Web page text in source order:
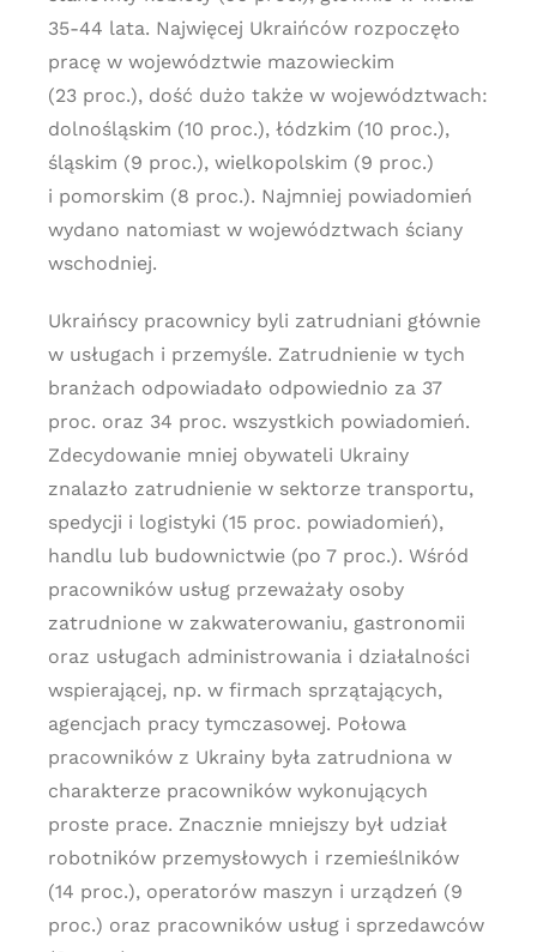
35-44 lata. Najwięcej Ukraińców rozpoczęło
pracę w województwie mazowieckim
(23 proc.), dość dużo także w województwach:
dolnośląskim (10 proc.), łódzkim (10 proc.),
śląskim (9 proc.), wielkopolskim (9 proc.)
i pomorskim (8 proc.). Najmniej powiadomień
wydano natomiast w województwach ściany
wschodniej.
Ukraińscy pracownicy byli zatrudniani głównie
w usługach i przemyśle. Zatrudnienie w tych
branżach odpowiadało odpowiednio za 37
proc. oraz 34 proc. wszystkich powiadomień.
Zdecydowanie mniej obywateli Ukrainy
znalazło zatrudnienie w sektorze transportu,
spedycji i logistyki (15 proc. powiadomień),
handlu lub budownictwie (po 7 proc.). Wśród
pracowników usług przeważały osoby
zatrudnione w zakwaterowaniu, gastronomii
oraz usługach administrowania i działalności
wspierającej, np. w firmach sprzątających,
agencjach pracy tymczasowej. Połowa
pracowników z Ukrainy była zatrudniona w
charakterze pracowników wykonujących
proste prace. Znacznie mniejszy był udział
robotników przemysłowych i rzemieślników
(14 proc.), operatorów maszyn i urządzeń (9
proc.) oraz pracowników usług i sprzedawców